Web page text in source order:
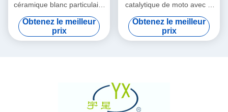
céramique blanc particulaire
diesel de substrat de
cordiérite
Obtenez le meilleur
prix
catalytique de moto avec la
résistance à hautes
températures
Obtenez le meilleur
prix